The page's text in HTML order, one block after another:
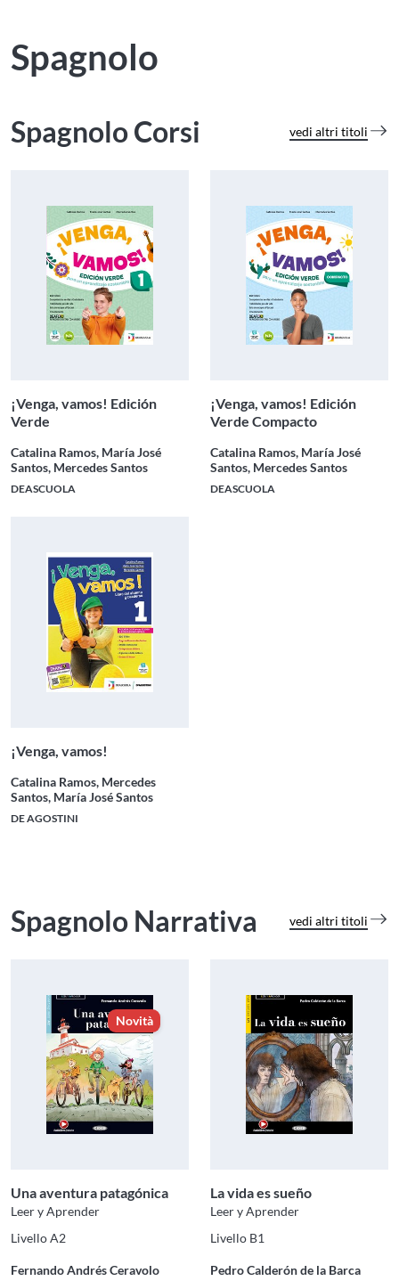
Spagnolo
Spagnolo Corsi vedi altri titoli
¡Venga, vamos! Edición
Verde
Catalina Ramos, María José
Santos, Mercedes Santos
DEASCUOLA
¡Venga, vamos! Edición
Verde Compacto
Catalina Ramos, María José
Santos, Mercedes Santos
DEASCUOLA
¡Venga, vamos!
Catalina Ramos, Mercedes
Santos, María José Santos
DE AGOSTINI
Spagnolo Narrativa vedi altri titoli
Novità
Una aventura patagónica
Leer y Aprender
Livello A2
Fernando Andrés Ceravolo
La vida es sueño
Leer y Aprender
Livello B1
Pedro Calderón de la Barca